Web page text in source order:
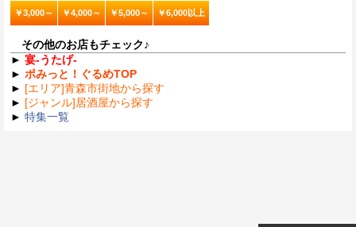
￥3,000～ ￥4,000～ ￥5,000～ ￥6,000以上
その他のお店もチェック♪
► 宴-うたげ-
► ポみっと！ぐるめTOP
► [エリア]青森市街地から探す
► [ジャンル]居酒屋から探す
► 特集一覧